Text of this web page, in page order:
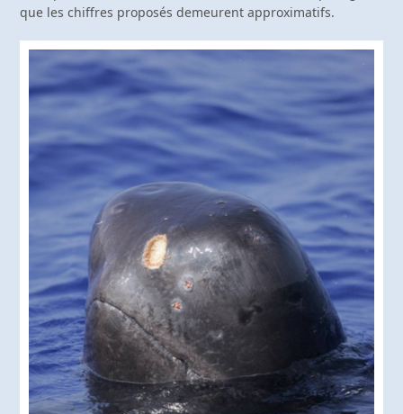
que les chiffres proposés demeurent approximatifs.